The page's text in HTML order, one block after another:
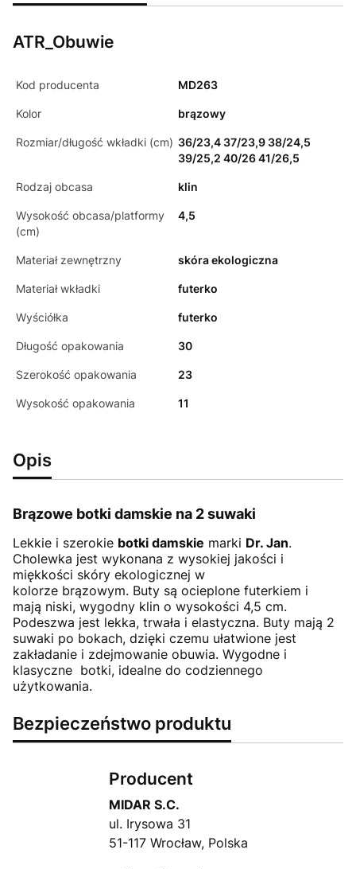
ATR_Obuwie
Kod producenta MD263
Kolor brązowy
Rozmiar/długość wkładki (cm) 36/23,4 37/23,9 38/24,5
39/25,2 40/26 41/26,5
Rodzaj obcasa klin
Wysokość obcasa/platformy
(cm)
4,5
Materiał zewnętrzny skóra ekologiczna
Materiał wkładki futerko
Wyściółka futerko
Długość opakowania 30
Szerokość opakowania 23
Wysokość opakowania 11
Opis
Brązowe botki damskie na 2 suwaki
Lekkie i szerokie botki damskie marki Dr. Jan.
Cholewka jest wykonana z wysokiej jakości i
miękkości skóry ekologicznej w
kolorze brązowym. Buty są ocieplone futerkiem i
mają niski, wygodny klin o wysokości 4,5 cm.
Podeszwa jest lekka, trwała i elastyczna. Buty mają 2
suwaki po bokach, dzięki czemu ułatwione jest
zakładanie i zdejmowanie obuwia. Wygodne i
klasyczne botki, idealne do codziennego
użytkowania.
Bezpieczeństwo produktu
Producent
MIDAR S.C.
ul. Irysowa 31
51-117 Wrocław, Polska